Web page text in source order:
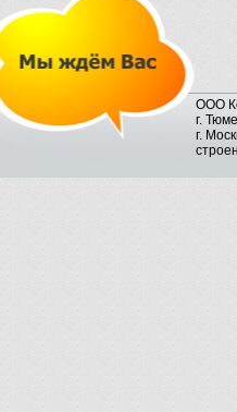
ООО
г.
г.